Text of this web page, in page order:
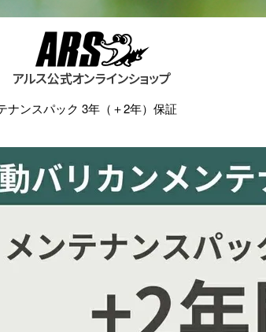
ナンスパック 3年（＋2年）保証